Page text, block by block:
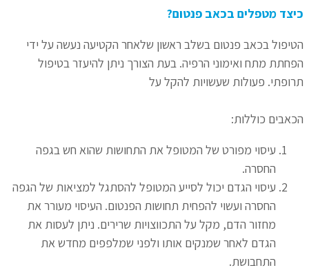
כיצד מטפלים בכאב פנטום?
הטיפול בכאב פנטום בשלב ראשון שלאחר הקטיעה נעשה על ידי
הפחתת מתח ואימוני הרפיה. בעת הצורך ניתן להיעזר בטיפול
תרופתי. פעולות שעשויות להקל על
הכאבים כוללות:
עיסוי מפורט של המטופל את התחושות שהוא חש בגפה
החסרה.
עיסוי הגדם יכול לסייע המטופל להסתגל למציאות של הגפה
החסרה ועשוי להפחית תחושות הפנטום. העיסוי מעורר את
מחזור הדם, מקל על התכווצויות שרירים. ניתן לעסות את
הגדם לאחר שמנקים אותו ולפני שמלפפים מחדש את
התחבושת.